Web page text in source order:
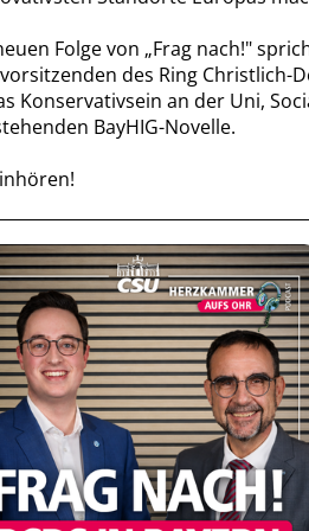
Folge von „Frag nach!"
des Ring Christlich-
Konservativsein an der Uni,
BayHIG-Novelle.